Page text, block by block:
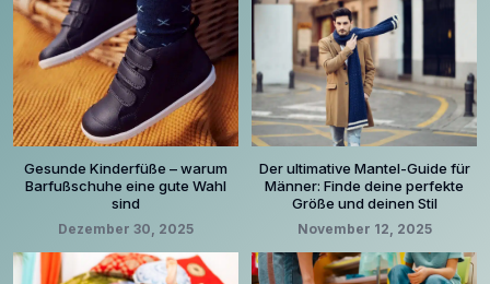
Gesunde Kinderfüße – warum
Barfußschuhe eine gute Wahl
sind
Dezember 30, 2025
Der ultimative Mantel-Guide für
Männer: Finde deine perfekte
Größe und deinen Stil
November 12, 2025